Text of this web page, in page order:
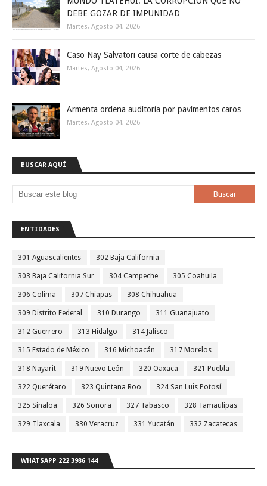
DEBE GOZAR DE IMPUNIDAD
Martes, Agosto 04, 2026
Caso Nay Salvatori causa corte de cabezas
Martes, Agosto 04, 2026
Armenta ordena auditoría por pavimentos caros
Martes, Agosto 04, 2026
BUSCAR AQUÍ
ENTIDADES
301 Aguascalientes 302 Baja California
303 Baja California Sur 304 Campeche 305 Coahuila
306 Colima 307 Chiapas 308 Chihuahua
309 Distrito Federal 310 Durango 311 Guanajuato
312 Guerrero 313 Hidalgo 314 Jalisco
315 Estado de México 316 Michoacán 317 Morelos
318 Nayarit 319 Nuevo León 320 Oaxaca 321 Puebla
322 Querétaro 323 Quintana Roo 324 San Luis Potosí
325 Sinaloa 326 Sonora 327 Tabasco 328 Tamaulipas
329 Tlaxcala 330 Veracruz 331 Yucatán 332 Zacatecas
WHATSAPP 222 3986 144